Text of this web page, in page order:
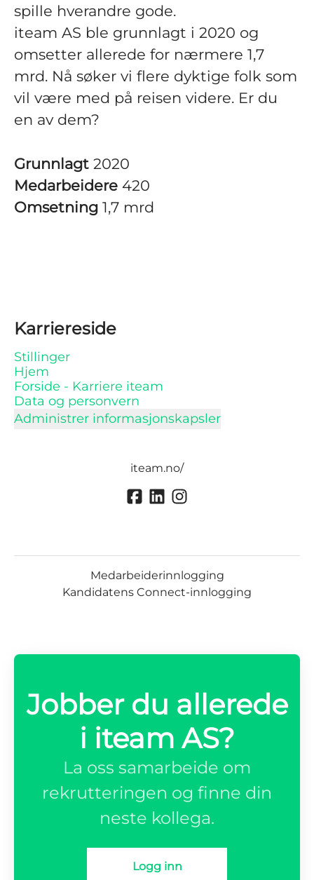
spille hverandre gode.
iteam AS ble grunnlagt i 2020 og
omsetter allerede for nærmere 1,7
mrd. Nå søker vi flere dyktige folk som
vil være med på reisen videre. Er du
en av dem?
Grunnlagt 2020
Medarbeidere 420
Omsetning 1,7 mrd
Karriereside
Stillinger
Hjem
Forside - Karriere iteam
Data og personvern
Administrer informasjonskapsler
iteam.no/
Medarbeiderinnlogging
Kandidatens Connect-innlogging
Jobber du allerede
i iteam AS?
La oss samarbeide om
rekrutteringen og finne din
neste kollega.
Logg inn